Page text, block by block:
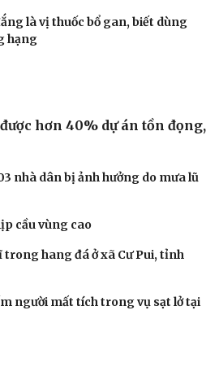
Podcast
Đọc truyện đêm khuya
Kể chuyện cho bé
Hạt giống tâm hồn
là vị thuốc bổ gan, biết dùng
hạng
hơn 40% dự án tồn đọng,
nhà dân bị ảnh hưởng do mưa lũ